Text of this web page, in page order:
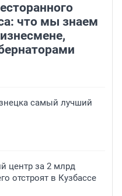
что мы знаем
самый лучший
центр за 2 млрд
отстроят в Кузбассе